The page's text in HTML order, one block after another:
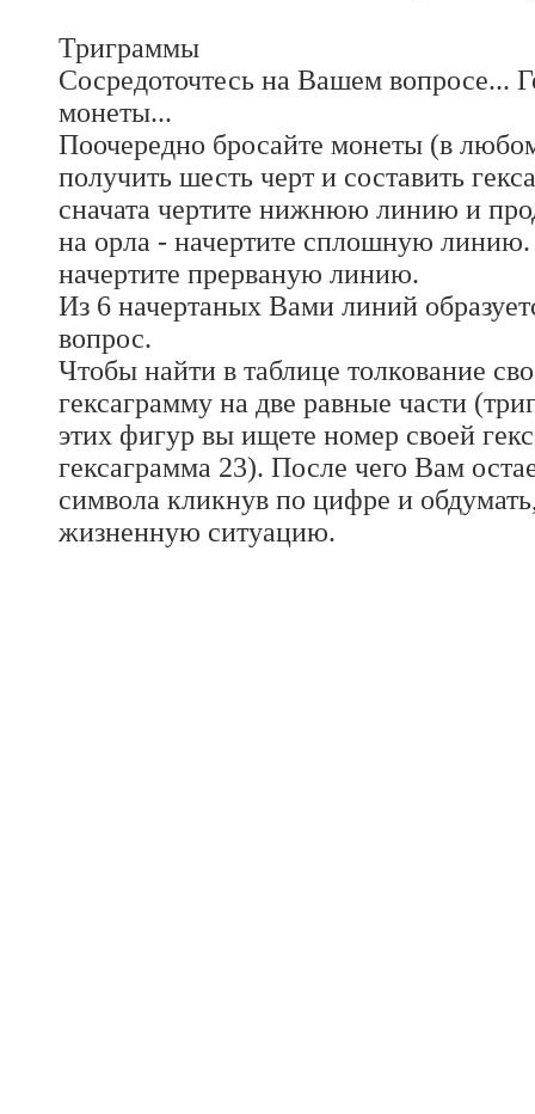
Триграммы
Сосредоточтесь на Вашем вопросе...
монеты...
Поочередно бросайте монеты (в
получить шесть черт и составить
сначата чертите нижнюю линию и
на орла - начертите сплошную
начертите прерваную линию.
Из 6 начертаных Вами линий
вопрос.
Чтобы найти в таблице толкование
гексаграмму на две равные части
этих фигур вы ищете номер своей
гексаграмма 23). После чего Вам
символа кликнув по цифре и
жизненную ситуацию.